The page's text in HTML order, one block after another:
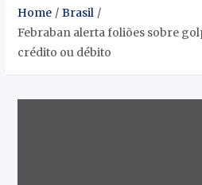
Home
Brasil
Febraban alerta foliões sobre
crédito ou débito